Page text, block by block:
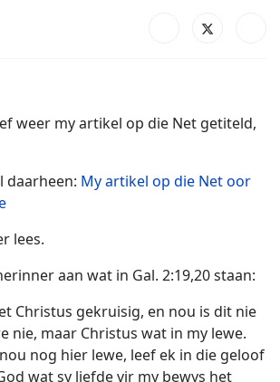
weer my artikel op die Net getiteld,
daarheen: My artikel op die Net oor
lees.
aan wat in Gal. 2:19,20 staan:
Christus gekruisig, en nou is dit nie
nie, maar Christus wat in my lewe.
nog hier lewe, leef ek in die geloof
wat sy liefde vir my bewys het